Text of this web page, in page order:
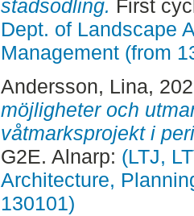
stadsodling. First
Dept. of Landscape
Management (from
Andersson, Lina,
möjligheter och
våtmarksprojekt i
G2E. Alnarp: (LTJ,
Architecture,
130101)